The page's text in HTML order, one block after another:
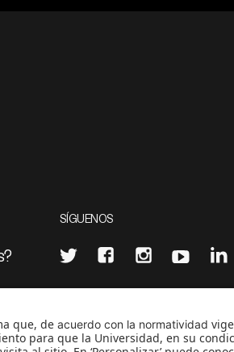
SÍGUENOS
CONTÁCTANOS